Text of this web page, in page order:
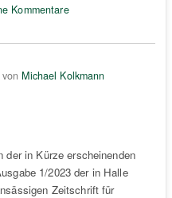
Kommentare
Michael Kolkmann
der in Kürze erscheinenden
1/2023 der in Halle
Zeitschrift für